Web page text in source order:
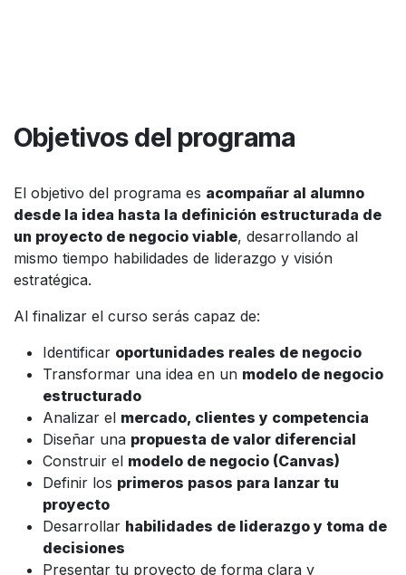
Objetivos del programa
El objetivo del programa es acompañar al alumno
desde la idea hasta la definición estructurada de
un proyecto de negocio viable, desarrollando al
mismo tiempo habilidades de liderazgo y visión
estratégica.
Al finalizar el curso serás capaz de:
Identificar oportunidades reales de negocio
Transformar una idea en un modelo de negocio
estructurado
Analizar el mercado, clientes y competencia
Diseñar una propuesta de valor diferencial
Construir el modelo de negocio (Canvas)
Definir los primeros pasos para lanzar tu
proyecto
Desarrollar habilidades de liderazgo y toma de
decisiones
Presentar tu proyecto de forma clara y